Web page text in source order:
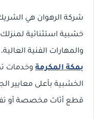
شركة الرهوان هي
خشبية استثنائية
والمهارات الفنية
بمكة المكرمة وخدمات
الخشبية بأعلى معايير
قطع أثاث مخصصة أو